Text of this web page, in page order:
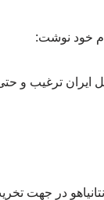
خود نوشت:
ایران ترغیب و
در جهت